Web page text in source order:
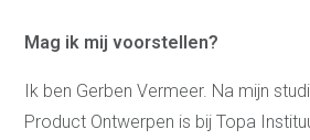
Mag ik mij voorstellen?
Ik ben Gerben Vermeer. Na mijn
Product Ontwerpen is bij Topa